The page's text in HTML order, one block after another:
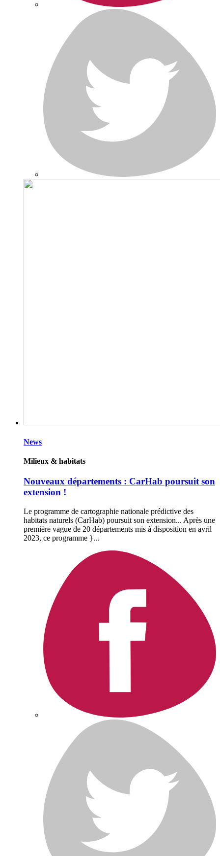
News
Milieux & habitats
Nouveaux départements : CarHab poursuit son
extension !
Le programme de cartographie nationale prédictive des
habitats naturels (CarHab) poursuit son extension... Après une
première vague de 20 départements mis à disposition en avril
2023, ce programme }...